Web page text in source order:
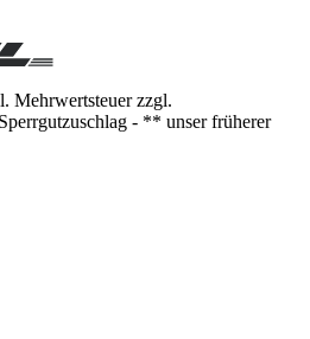
Mehrwertsteuer zzgl.
- ** unser früherer